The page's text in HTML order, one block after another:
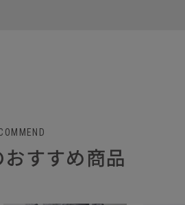
すすめ商品